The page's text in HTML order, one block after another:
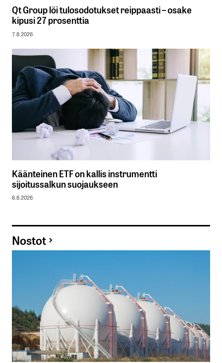
Qt Group löi tulosodotukset reippaasti – osake
kipusi 27 prosenttia
7.8.2026
Käänteinen ETF on kallis instrumentti
sijoitussalkun suojaukseen
6.8.2026
Nostot